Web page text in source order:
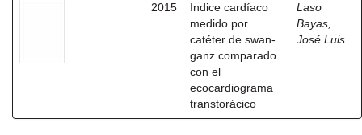
2015
Indice cardíaco
medido por
catéter de swan-
ganz comparado
con el
ecocardiograma
transtorácico
Laso
Bayas,
José Luis